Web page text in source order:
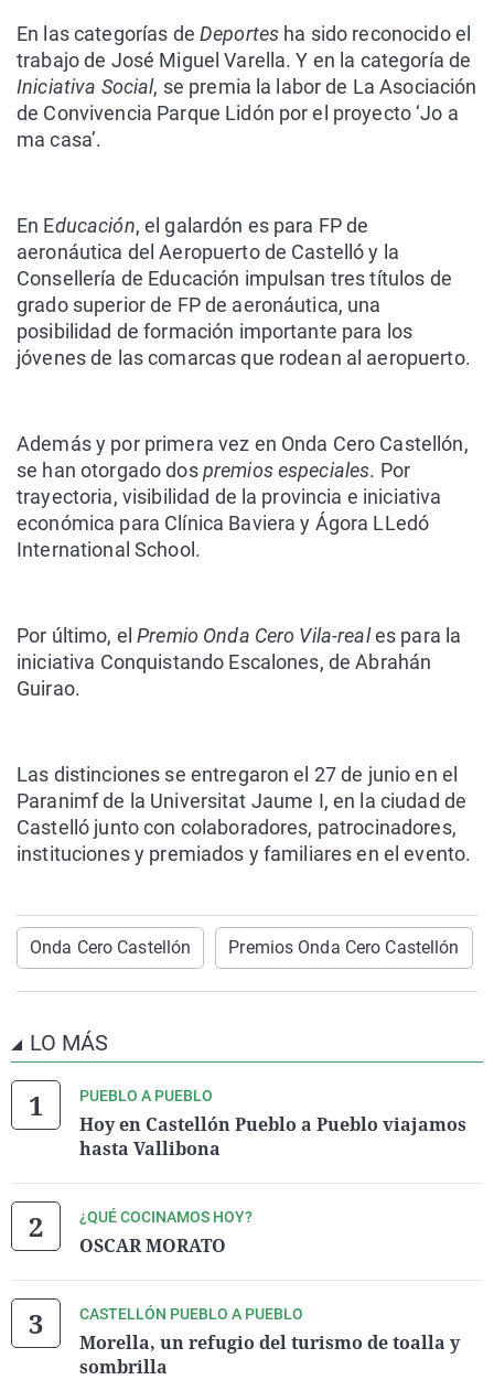
En las categorías de Deportes ha sido reconocido el
trabajo de José Miguel Varella. Y en la categoría de
Iniciativa Social, se premia la labor de La Asociación
de Convivencia Parque Lidón por el proyecto ‘Jo a
ma casa’.
En Educación, el galardón es para FP de
aeronáutica del Aeropuerto de Castelló y la
Consellería de Educación impulsan tres títulos de
grado superior de FP de aeronáutica, una
posibilidad de formación importante para los
jóvenes de las comarcas que rodean al aeropuerto.
Además y por primera vez en Onda Cero Castellón,
se han otorgado dospremios especiales. Por
trayectoria, visibilidad de la provincia e iniciativa
económica para Clínica Baviera y Ágora LLedó
International School.
Por último, elPremio Onda Cero Vila-reales para la
iniciativa Conquistando Escalones, deAbrahán
Guirao.
Las distinciones se entregaron el 27 de junioen el
Paranimf de la Universitat Jaume I, en la ciudad de
Castelló junto con colaboradores, patrocinadores,
instituciones y premiados y familiares en el evento.
Onda Cero Castellón Premios Onda Cero Castellón
LO MÁS
PUEBLO A PUEBLO
Hoy en Castellón Pueblo a Pueblo viajamos
hasta Vallibona
¿QUÉ COCINAMOS HOY?
OSCAR MORATO
CASTELLÓN PUEBLO A PUEBLO
Morella, un refugio del turismo de toalla y
sombrilla